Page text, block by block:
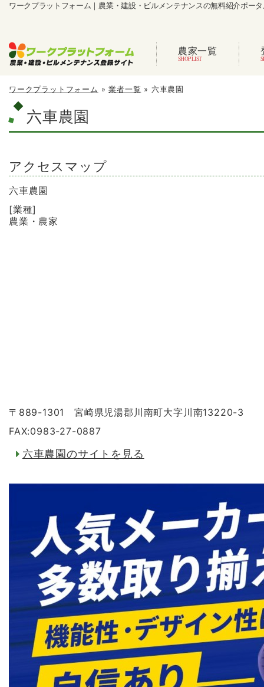
ワークプラットフォーム｜農業・建設・ビルメンテナンスの無料紹介ポー
農家一覧
ワークプラットフォーム »業者一覧 » 六車農園
六車農園
アクセスマップ
六車農園
[業種]
農業・農家
〒889-1301 宮崎県児湯郡川南町大字川南13220-3
FAX:0983-27-0887
六車農園のサイトを見る